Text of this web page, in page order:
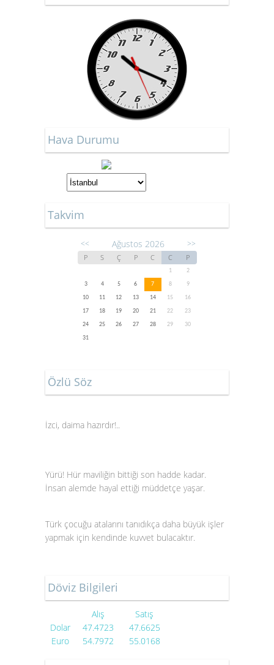
Hava Durumu
Takvim
<< Ağustos 2026 >>
P S Ç P C C P
1
2
3
4 5 6 7 8
9
10
11 12 13 14 15
16
17
18 19 20 21 22
23
24
25 26 27 28 29
30
31
Özlü Söz
İzci, daima hazırdır!..
Yürü! Hür maviliğin bittiği son hadde kadar.
İnsan alemde hayal ettiği müddetçe yaşar.
Türk çocuğu atalarını tanıdıkça daha büyük işler
yapmak için kendinde kuvvet bulacaktır.
Döviz Bilgileri
Alış
Satış
Dolar
47.4723
47.6625
Euro
54.7972 55.0168